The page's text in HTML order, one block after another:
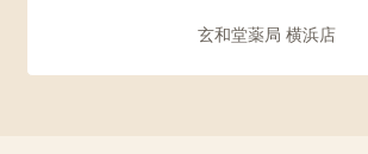
玄和堂薬局 横浜店